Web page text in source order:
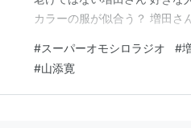
カラーの服が似合う？ 増田さ
らか お店で偶然会うことが多
増田さん おもしろが難しい…
#スーパーオモシロラジオ #
#山添寛